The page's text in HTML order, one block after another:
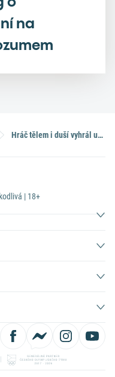
na
Hráč tělem i duší vyhrál už podruhé. Tentokrát ve Sportce přes 13 milionů
| 18+